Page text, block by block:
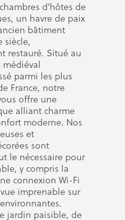
d'hôtes de
un havre de paix
bâtiment
siècle,
restauré. Situé au
parmi les plus
France, notre
offre une
alliant charme
moderne. Nos
et
sont
le nécessaire pour
y compris la
connexion Wi-Fi
imprenable sur
jardin paisible, de